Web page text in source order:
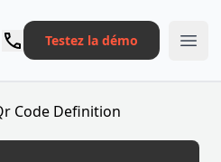
Testez la démo
Code Definition